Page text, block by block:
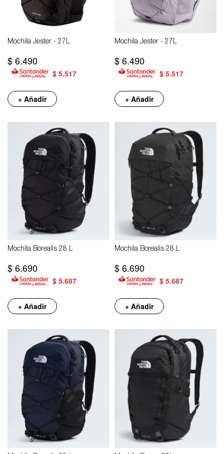
Mochila Jester - 27L
$6.490
$ 5.517
+ Añadir
Mochila Jester - 27L
$6.490
$ 5.517
+ Añadir
Mochila Borealis 28 L
$6.690
$ 5.687
+ Añadir
Mochila Borealis 28 L
$6.690
$ 5.687
+ Añadir